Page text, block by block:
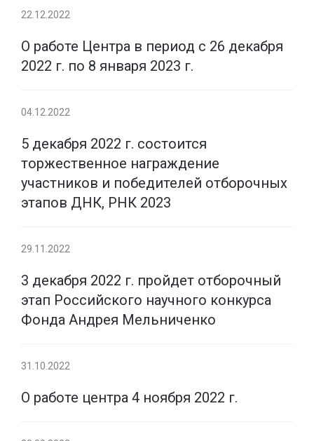
22.12.2022
О работе Центра в период с 26 декабря
2022 г. по 8 января 2023 г.
04.12.2022
5 декабря 2022 г. состоится
торжественное награждение
участников и победителей отборочных
этапов ДНК, РНК 2023
29.11.2022
3 декабря 2022 г. пройдет отборочный
этап Российского научного конкурса
Фонда Андрея Мельниченко
31.10.2022
О работе центра 4 ноября 2022 г.